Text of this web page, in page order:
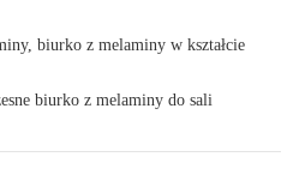
biurko z melaminy w kształcie
biurko z melaminy do sali